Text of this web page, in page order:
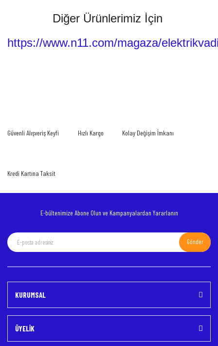
Diğer Ürünlerimiz İçin
https://www.n11.com/magaza/
Ürün açıklamasında eksik bilgiler bulunuyor.
Güvenli Alışveriş Keyfi Hızlı Kargo Kolay Değişim İmkanı
Kredi Kartına Taksit
E-bültenimize Abone Olun ve Kampanyalardan Yararlanın
Gönder
KURUMSAL
ÜYELİK